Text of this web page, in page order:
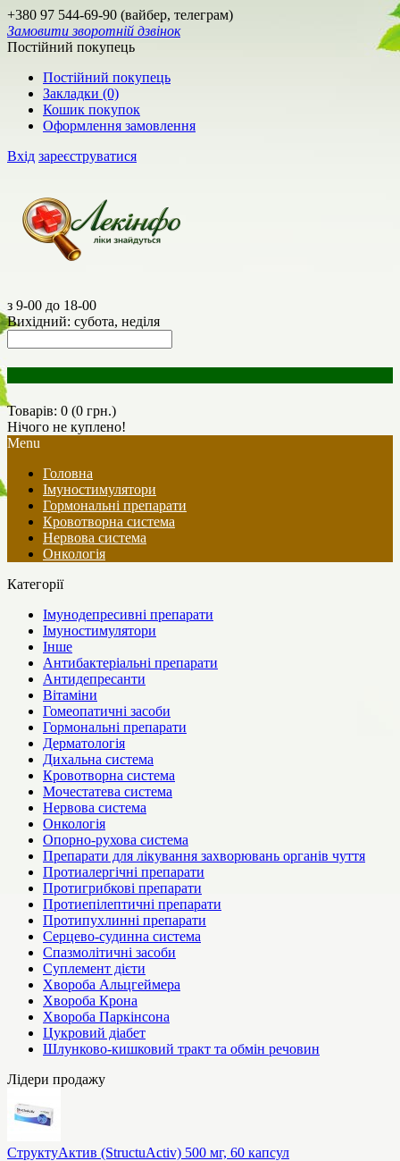
+380 97 544-69-90 (вайбер, телеграм)
Замовити зворотній дзвінок
Постійний покупець
Постійний покупець
Закладки (0)
Кошик покупок
Оформлення замовлення
Вхід зареєструватися
з 9-00 до 18-00
Вихідний: субота, неділя
Товарів: 0 (0 грн.)
Нічого не куплено!
Menu
Головна
Імуностимулятори
Гормональні препарати
Кровотворна система
Нервова система
Онкологія
Категорії
Імунодепресивні препарати
Імуностимулятори
Інше
Антибактеріальні препарати
Антидепресанти
Вітаміни
Гомеопатичні засоби
Гормональні препарати
Дерматологія
Дихальна система
Кровотворна система
Мочестатева система
Нервова система
Онкологія
Опорно-рухова система
Препарати для лікування захворювань органів чуття
Протиалергічні препарати
Протигрибкові препарати
Протиепілептичні препарати
Протипухлинні препарати
Серцево-судинна система
Спазмолітичні засоби
Суплемент дієти
Хвороба Альцгеймера
Хвороба Крона
Хвороба Паркінсона
Цукровий діабет
Шлунково-кишковий тракт та обмін речовин
Лідери продажу
СтруктуАктив (StructuActiv) 500 мг, 60 капсул